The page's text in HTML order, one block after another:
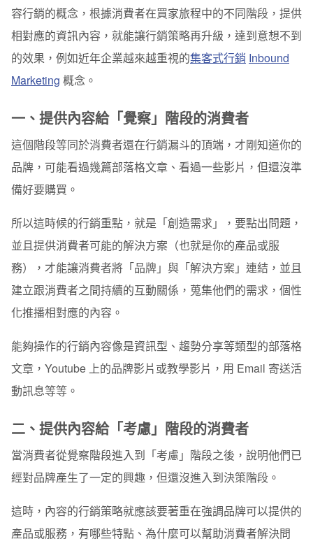
容行銷的概念，根據消費者在買家旅程中的不同階段，提供
相對應的資訊內容，就能讓行銷策略再升級，達到意想不到
的效果，例如近年企業越來越重視的集客式行銷 Inbound
Marketing 概念。
一、提供內容給「覺察」階段的消費者
這個階段等同於消費者還在行銷漏斗的頂端，才剛知道你的
品牌，可能看過幾篇部落格文章、看過一些影片，但還沒準
備好要購買。
所以這時候的行銷重點，就是「創造需求」，要點出問題，
並且提供消費者可能的解決方案（也就是你的產品或服
務），才能讓消費者將「品牌」與「解決方案」連結，並且
建立跟消費者之間持續的互動關係，蒐集他們的需求，個性
化推播相對應的內容。
能夠操作的行銷內容像是資訊型、趨勢分享等類型的部落格
文章，Youtube 上的品牌影片或教學影片，用 Email 寄送活
動訊息等等。
二、提供內容給「考慮」階段的消費者
當消費者從覺察階段進入到「考慮」階段之後，說明他們已
經對品牌產生了一定的興趣，但還沒進入到決策階段。
這時，內容的行銷策略就應該要著重在強調品牌可以提供的
產品或服務，有哪些特點、為什麼可以幫助消費者解決問